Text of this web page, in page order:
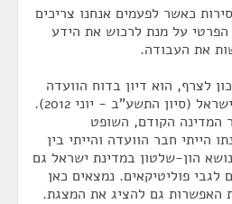
כאשר לפעמים אנחנו צריכים
על מנת לרכוש את הידע
את העבודה.
לצרף, הוא דיון בדוח הוועדה
לבחינת יחסי הון-שלטון בישראל (סיון התשע"ב - יוני 2012).
המדינה הקודם, השופט
הייתי חבר הוועדה והייתי בין
הון-שלטון במדינת ישראל גם
לגבי פוליטיקאים. נמצאים כאן
האפשרות גם להציג את המצגת.